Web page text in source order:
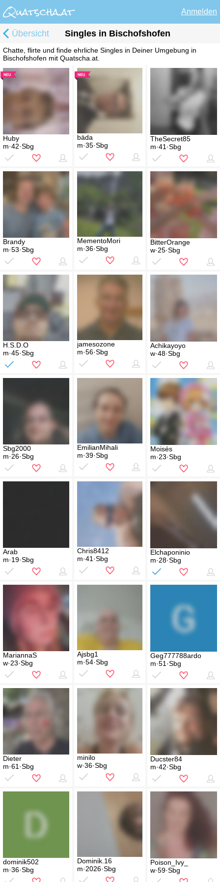
Anmelden
Übersicht Singles in Bischofshofen
Chatte, flirte und finde ehrliche Singles in Deiner Umgebung in
Bischofshofen mit Quatscha.at.
Huby
m·42·Sbg
bäda
m·35·Sbg
TheSecret85
m·41·Sbg
Brandy
m·53·Sbg
MementoMori
m·36·Sbg
BitterOrange
w·25·Sbg
H.S.D.O
m·45·Sbg
jamesozone
m·56·Sbg
Achikayoyo
w·48·Sbg
Sbg2000
m·26·Sbg
EmilianMihali
m·39·Sbg
Moisés
m·23·Sbg
Arab
m·19·Sbg
Chris8412
m·41·Sbg
Elchaponinio
m·28·Sbg
MariannaS
w·23·Sbg
Ajsbg1
m·54·Sbg
Geg777788ardo
m·51·Sbg
Dieter
m·61·Sbg
minilo
w·36·Sbg
Ducster84
m·42·Sbg
dominik502
m·36·Sbg
Dominik.16
m·2026·Sbg
Poison_Ivy_
w·59·Sbg